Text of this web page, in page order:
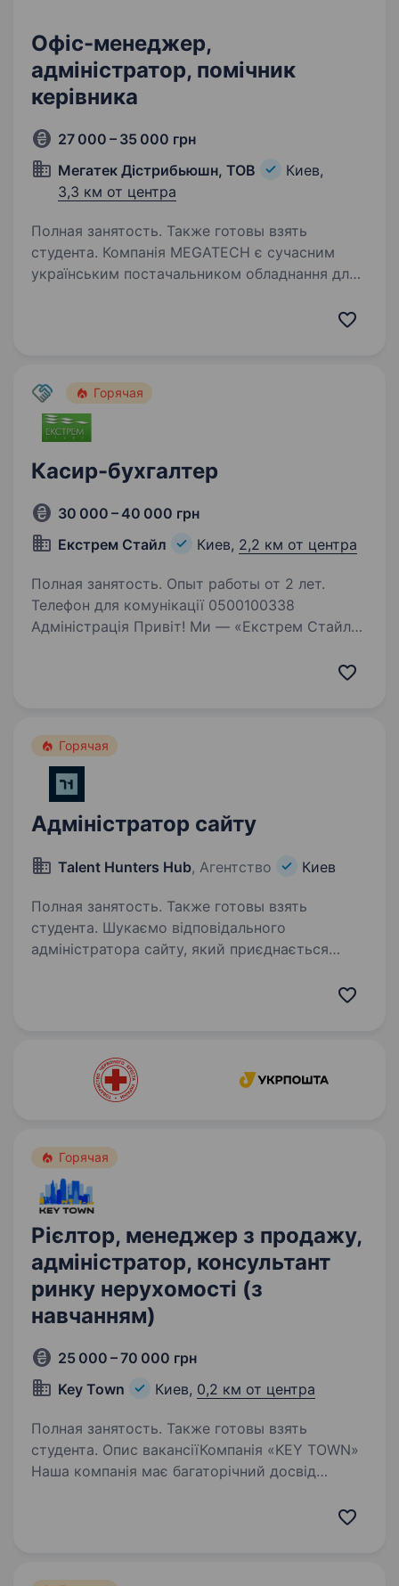
Офіс-менеджер,
адміністратор, помічник
керівника
27 000 – 35 000 грн
Мегатек Дістрибьюшн, ТОВ
Киев,
3,3 км от центра
Полная занятость. Также готовы взять
студента. Компанія MEGATECH є сучасним
українським постачальником обладнання для
Наші основні напрями діяльності — мережеве
Горячая
Касир-бухгалтер
30 000 – 40 000 грн
Екстрем Стайл
Киев, 2,2 км от центра
Полная занятость. Опыт работы от 2 лет.
Телефон для комунікації 0500100338
Адміністрація Привіт! Ми — «Екстрем Стайл»,
надійність і стиль у світі екстремальних видів
Горячая
Адміністратор сайту
Talent Hunters Hub, Агентство Киев
Полная занятость. Также готовы взять
студента. Шукаємо відповідального
адміністратора сайту, який приєднається
Горячая
Рієлтор, менеджер з продажу,
адміністратор, консультант
ринку нерухомості (з
навчанням)
25 000 – 70 000 грн
Key Town
Киев, 0,2 км от центра
Полная занятость. Также готовы взять
студента. Опис вакансіїКомпанія «KEY TOWN»
Наша компанія має багаторічний досвід